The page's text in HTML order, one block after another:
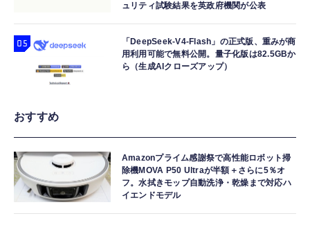
ュリティ試験結果を英政府機関が公表
「DeepSeek-V4-Flash」の正式版、重みが商
用利用可能で無料公開。量子化版は82.5GBか
ら（生成AIクローズアップ）
おすすめ
Amazonプライム感謝祭で高性能ロボット掃
除機MOVA P50 Ultraが半額＋さらに5％オ
フ。水拭きモップ自動洗浄・乾燥まで対応ハ
イエンドモデル